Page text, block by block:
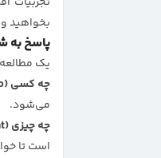
بخواهید
پاسخ به
یک
چه کسی (Who):
می‌شود.
چه چیزی (What):
است تا